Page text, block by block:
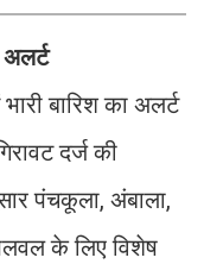
बारिश का अलर्ट
दर्ज की
पंचकूला, अंबाला,
के लिए विशेष